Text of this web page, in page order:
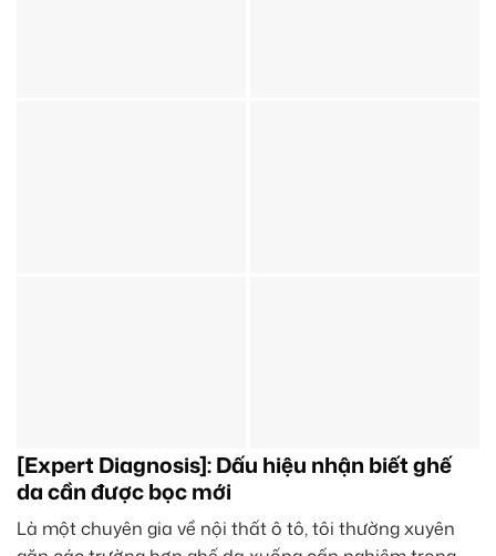
[Expert Diagnosis]: Dấu hiệu nhận biết ghế
da cần được bọc mới
Là một chuyên gia về nội thất ô tô, tôi thường xuyên